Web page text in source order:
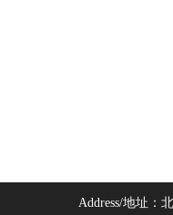
Address/地址：